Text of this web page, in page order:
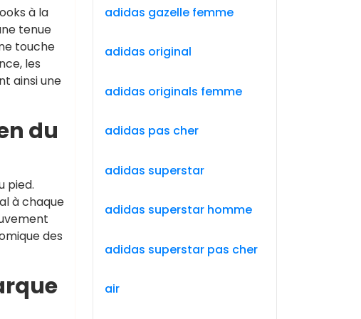
à la
tenue
touche
les
ainsi une
du
pied.
à chaque
des
adidas gazelle femme
adidas original
adidas originals femme
adidas pas cher
adidas superstar
adidas superstar homme
adidas superstar pas cher
air